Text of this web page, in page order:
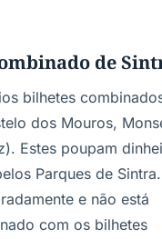
de
bilhetes
dos Mouros,
Estes poupam
Parques de
e não está
com os bilhetes